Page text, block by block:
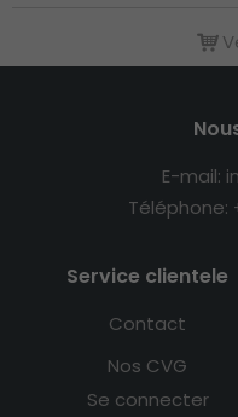
E-mail:
Téléphone:
Service clientele
Contact
Nos CVG
Se connecter